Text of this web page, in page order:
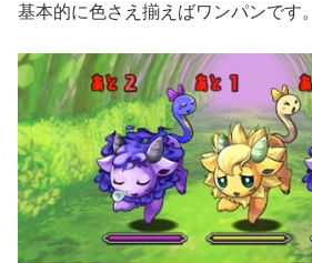
基本的に色さえ揃えばワンパンです。